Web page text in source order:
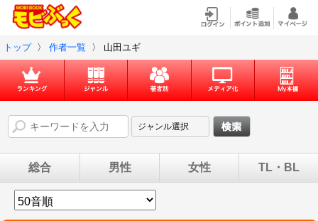
トップ 〉 作者一覧 〉 山田ユギ
総合 男性 女性 TL・BL